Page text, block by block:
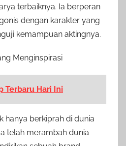
terbaiknya. Ia berperan
dengan karakter yang
kemampuan aktingnya.
Menginspirasi
Terbaru Hari Ini
hanya berkiprah di dunia
telah merambah dunia